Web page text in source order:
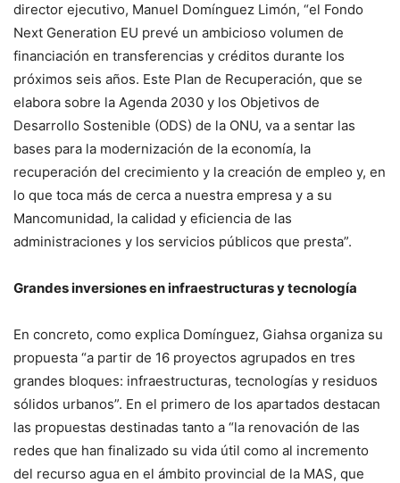
director ejecutivo, Manuel Domínguez Limón, “el Fondo
Next Generation EU prevé un ambicioso volumen de
financiación en transferencias y créditos durante los
próximos seis años. Este Plan de Recuperación, que se
elabora sobre la Agenda 2030 y los Objetivos de
Desarrollo Sostenible (ODS) de la ONU, va a sentar las
bases para la modernización de la economía, la
recuperación del crecimiento y la creación de empleo y, en
lo que toca más de cerca a nuestra empresa y a su
Mancomunidad, la calidad y eficiencia de las
administraciones y los servicios públicos que presta”.
Grandes inversiones en infraestructuras y tecnología
En concreto, como explica Domínguez, Giahsa organiza su
propuesta “a partir de 16 proyectos agrupados en tres
grandes bloques: infraestructuras, tecnologías y residuos
sólidos urbanos”. En el primero de los apartados destacan
las propuestas destinadas tanto a “la renovación de las
redes que han finalizado su vida útil como al incremento
del recurso agua en el ámbito provincial de la MAS, que